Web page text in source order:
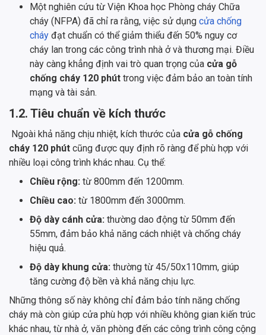
Một nghiên cứu từ Viện Khoa học Phòng cháy Chữa
cháy (NFPA) đã chỉ ra rằng, việc sử dụng cửa chống
cháy đạt chuẩn có thể giảm thiểu đến 50% nguy cơ
cháy lan trong các công trình nhà ở và thương mại. Điều
này càng khẳng định vai trò quan trọng của cửa gỗ
chống cháy 120 phút trong việc đảm bảo an toàn tính
mạng và tài sản.
1.2. Tiêu chuẩn về kích thước
Ngoài khả năng chịu nhiệt, kích thước của cửa gỗ chống
cháy 120 phút cũng được quy định rõ ràng để phù hợp với
nhiều loại công trình khác nhau. Cụ thể:
Chiều rộng: từ 800mm đến 1200mm.
Chiều cao: từ 1800mm đến 3000mm.
Độ dày cánh cửa: thường dao động từ 50mm đến
55mm, đảm bảo khả năng cách nhiệt và chống cháy
hiệu quả.
Độ dày khung cửa: thường từ 45/50x110mm, giúp
tăng cường độ bền và khả năng chịu lực.
Những thông số này không chỉ đảm bảo tính năng chống
cháy mà còn giúp cửa phù hợp với nhiều không gian kiến trúc
khác nhau, từ nhà ở, văn phòng đến các công trình công cộng